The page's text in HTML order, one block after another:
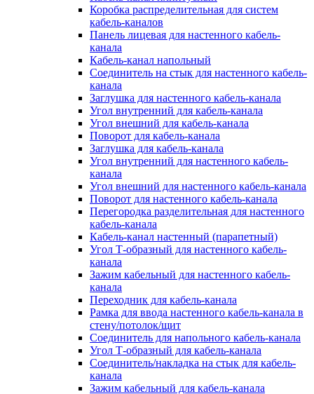
Коробка распределительная для систем
кабель-каналов
Панель лицевая для настенного кабель-
канала
Кабель-канал напольный
Соединитель на стык для настенного кабель-
канала
Заглушка для настенного кабель-канала
Угол внутренний для кабель-канала
Угол внешний для кабель-канала
Поворот для кабель-канала
Заглушка для кабель-канала
Угол внутренний для настенного кабель-
канала
Угол внешний для настенного кабель-канала
Поворот для настенного кабель-канала
Перегородка разделительная для настенного
кабель-канала
Кабель-канал настенный (парапетный)
Угол Т-образный для настенного кабель-
канала
Зажим кабельный для настенного кабель-
канала
Переходник для кабель-канала
Рамка для ввода настенного кабель-канала в
стену/потолок/щит
Соединитель для напольного кабель-канала
Угол Т-образный для кабель-канала
Соединитель/накладка на стык для кабель-
канала
Зажим кабельный для кабель-канала